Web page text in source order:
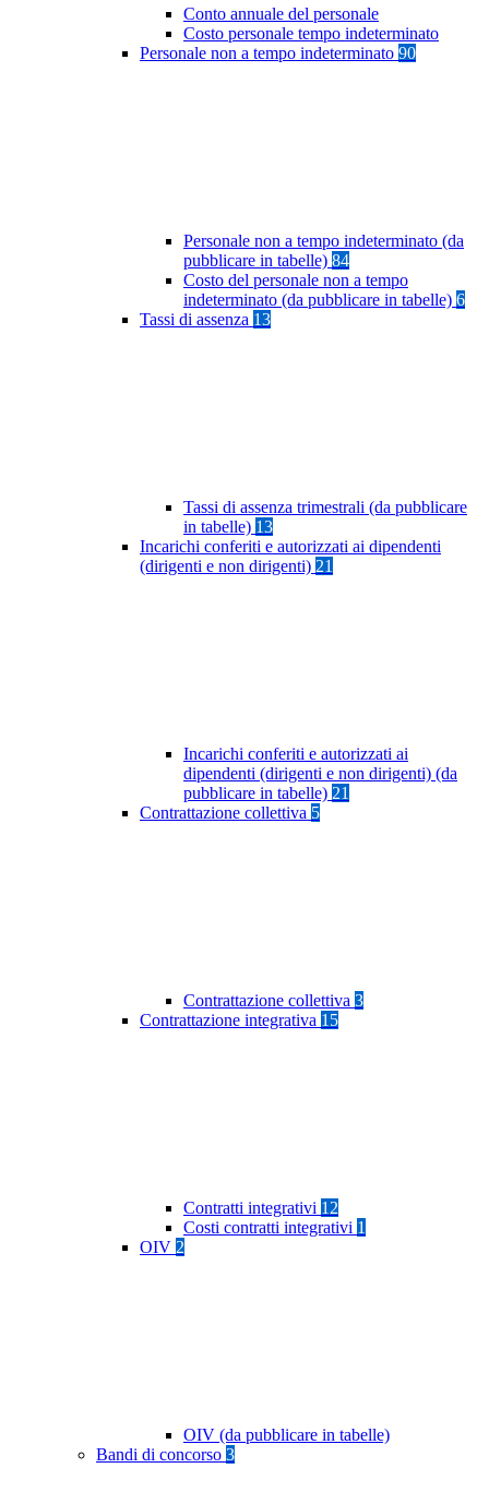
Conto annuale del personale
Costo personale tempo indeterminato
Personale non a tempo indeterminato 90
Personale non a tempo indeterminato (da
pubblicare in tabelle) 84
Costo del personale non a tempo
indeterminato (da pubblicare in tabelle) 6
Tassi di assenza 13
Tassi di assenza trimestrali (da pubblicare
in tabelle) 13
Incarichi conferiti e autorizzati ai dipendenti
(dirigenti e non dirigenti) 21
Incarichi conferiti e autorizzati ai
dipendenti (dirigenti e non dirigenti) (da
pubblicare in tabelle) 21
Contrattazione collettiva 5
Contrattazione collettiva 3
Contrattazione integrativa 15
Contratti integrativi 12
Costi contratti integrativi 1
OIV 2
OIV (da pubblicare in tabelle)
Bandi di concorso 3